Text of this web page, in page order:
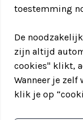
14:30 uur
15:30 uur
uiteraard ook
15:45 uur
Wij bieden het
89,- p.p.
toestemming
De
zijn altijd
cookies" klikt,
Wanneer je zelf
klik je op